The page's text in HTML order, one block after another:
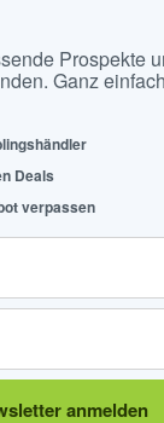
Prospekte
Ganz
Deals
verpassen
anmelden